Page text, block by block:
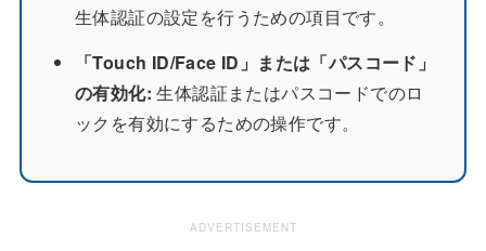
生体認証の設定を行うための項目です。
「Touch ID/Face ID」または「パスコード」
の有効化: 生体認証またはパスコードでのロ
ックを有効にするための操作です。
ADVERTISEMENT